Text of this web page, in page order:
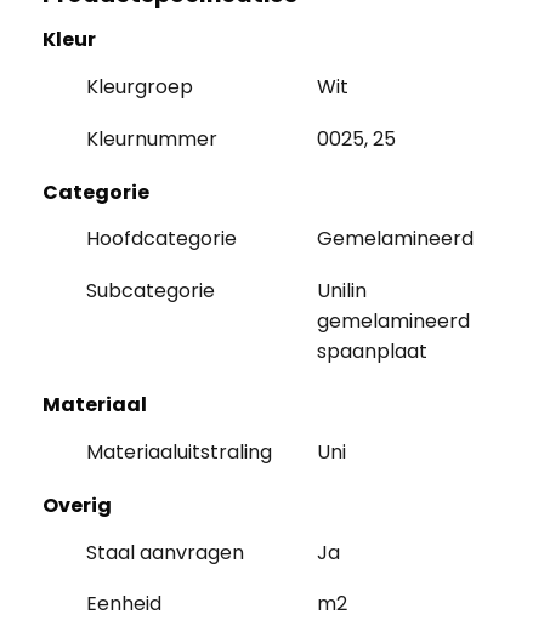
Kleur
Kleurgroep
Wit
Kleurnummer
0025, 25
Categorie
Hoofdcategorie
Gemelamineerd
Subcategorie
Unilin
gemelamineerd
spaanplaat
Materiaal
Materiaaluitstraling
Uni
Overig
Staal aanvragen
Ja
Eenheid
m2